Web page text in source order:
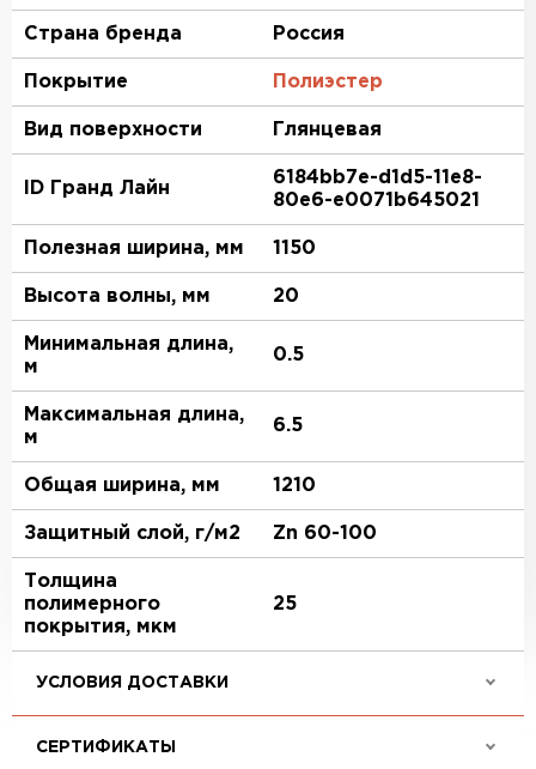
Страна бренда Россия
Покрытие Полиэстер
Вид поверхности Глянцевая
ID Гранд Лайн
6184bb7e-d1d5-11e8-
80e6-e0071b645021
Полезная ширина, мм 1150
Высота волны, мм 20
Минимальная длина,
м
0.5
Максимальная длина,
м
6.5
Общая ширина, мм 1210
Защитный слой, г/м2 Zn 60-100
Толщина
полимерного
покрытия, мкм
25
УСЛОВИЯ ДОСТАВКИ
СЕРТИФИКАТЫ